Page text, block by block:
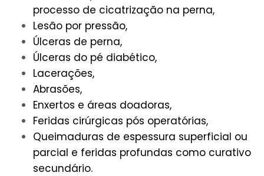
processo de cicatrização na perna,
Lesão por pressão,
Úlceras de perna,
Úlceras do pé diabético,
Lacerações,
Abrasões,
Enxertos e áreas doadoras,
Feridas cirúrgicas pós operatórias,
Queimaduras de espessura superficial ou
parcial e feridas profundas como curativo
secundário.